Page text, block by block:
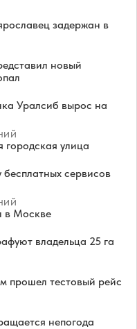
задержан в
новый
Уралсиб вырос на
городская улица
сервисов
в Москве
владельца 25 га
прошел тестовый рейс
непогода